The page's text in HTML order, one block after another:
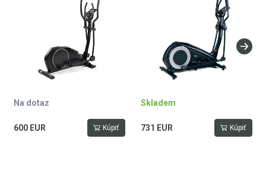
setrvačník, nosnost 130 kg
Na dotaz
600 EUR Kúpiť
rozhraní pro komunikaci
s aplikací Kinomap a iConsole,
držák na láhev, délka kroku 41
cm, vnitřní rozteč nášlapů 14 cm,
16 kg setrvačník, hmotnost
trenažeru 68 kg, nosnost 150 kg
Skladem
731 EUR Kúpiť